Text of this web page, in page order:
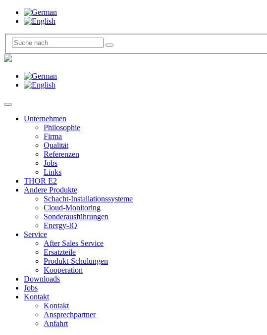
Unternehmen
Philosophie
Firma
Qualität
Referenzen
Jobs
Links
THOR E2
Andere Produkte
Schacht-Installationssysteme
Cloud-Monitoring
Sonderausführungen
Energy-IQ
Service
After Sales Service
Ersatzteile
Produkt-Schulungen
Kooperation
Downloads
Jobs
Kontakt
Kontakt
Ansprechpartner
Anfahrt